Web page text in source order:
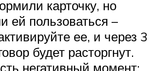
карточку, но
ей пользоваться –
ее, и через 3
будет расторгнут.
негативный момент: